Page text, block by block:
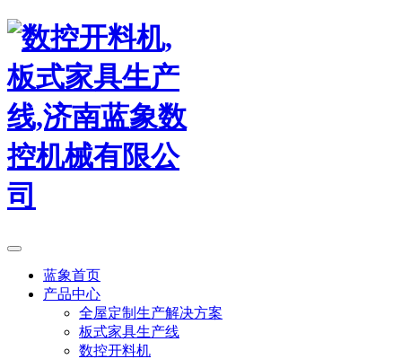
蓝象首页
产品中心
全屋定制生产解决方案
板式家具生产线
数控开料机